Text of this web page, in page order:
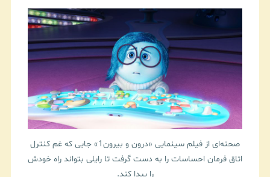
صحنه‌ای از فیلم سینمایی «درون و بیرون1» جایی که غم کنترل
اتاق فرمان احساسات را به دست گرفت تا رایلی بتواند راه خودش
را پیدا کند.